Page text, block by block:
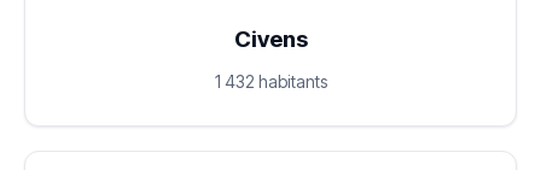
Civens
1 432 habitants